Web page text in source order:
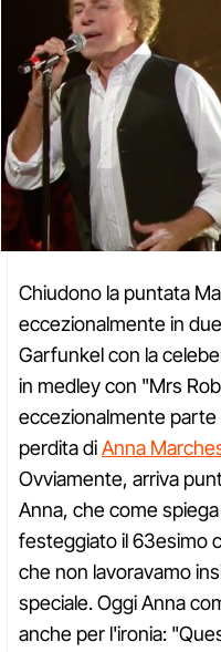
Chiudono la puntata
eccezionalmente in
Garfunkel con la
in medley con "Mrs
eccezionalmente
perdita diAnna
Ovviamente, arriva
Anna, che come
festeggiato il 63esimo
che non lavoravamo
speciale. Oggi Anna
anche per l'ironia: